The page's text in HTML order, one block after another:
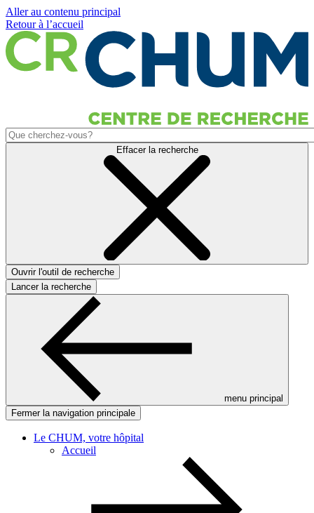
Aller au contenu principal
Retour à l’accueil
Effacer la recherche
Ouvrir l'outil de recherche
Lancer la recherche
menu principal
Fermer la navigation principale
Le CHUM, votre hôpital
Accueil